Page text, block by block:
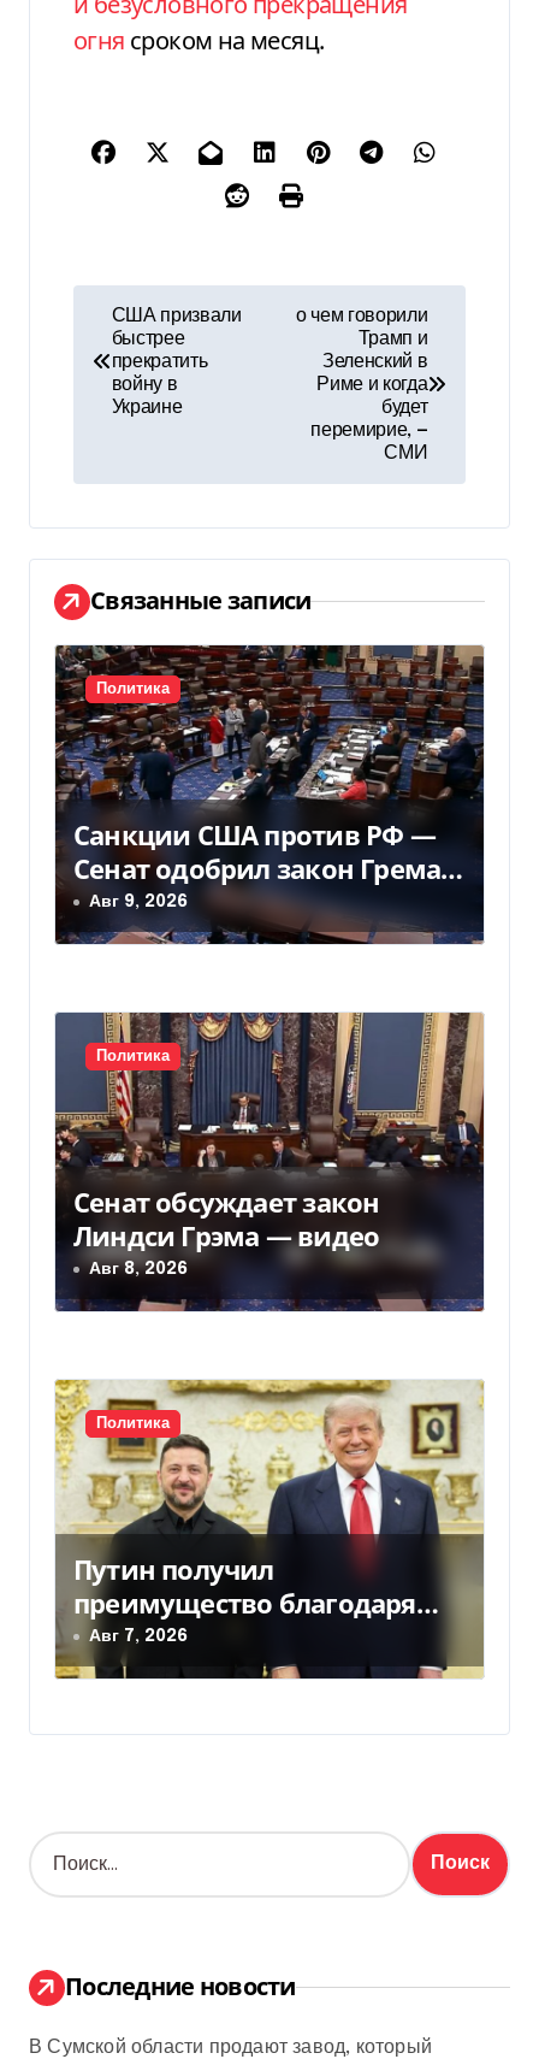
огня сроком на месяц.
а
ц
и
я
п
о
з
а
п
и
с
я
м
США призвали
быстрее
прекратить
войну в
Украине
о чем говорили
Трамп и
Зеленский в
Риме и когда
будет
перемирие, —
СМИ
Связанные записи
Политика
Санкции США против РФ —
Сенат одобрил закон Грема
— Фокус
Авг 9, 2026
Политика
Сенат обсуждает закон
Линдси Грэма — видео
Авг 8, 2026
Политика
Путин получил
преимущество благодаря
действиям США
Авг 7, 2026
Н
а
:
Последние новости
В Сумской области продают завод, который